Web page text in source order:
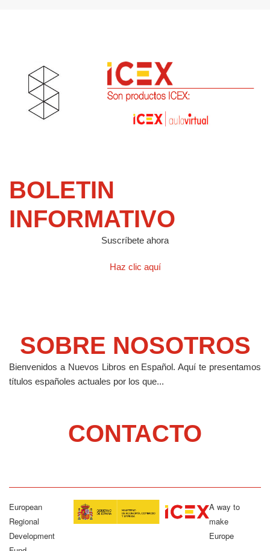
BOLETIN
INFORMATIVO
Suscríbete ahora
Haz clic aquí
SOBRE NOSOTROS
Bienvenidos a Nuevos Libros en Español.Aquí te presentamos
títulos españoles actuales por los que...
CONTACTO
European
Regional
Development
A way to
make
Europe